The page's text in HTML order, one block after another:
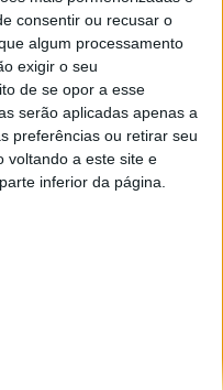
consentir ou recusar o
algum processamento
exigir o seu
de se opor a esse
serão aplicadas apenas a
preferências ou retirar seu
voltando a este site e
inferior da página.